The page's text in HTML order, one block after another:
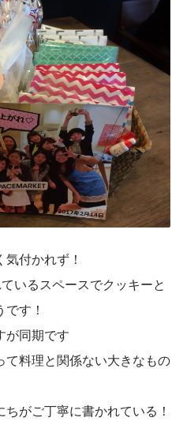
付かれず！
いるスペースでクッキーと
す！
が同期です
て料理と関係ない大きなもの
がご丁寧に書かれている！